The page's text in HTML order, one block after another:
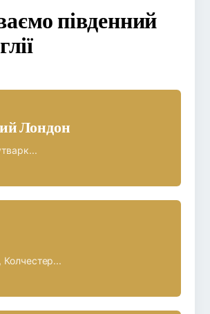
південний
Лондон